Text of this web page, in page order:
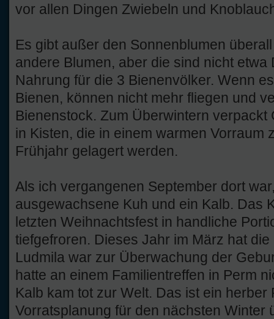
vor allen Dingen Zwiebeln und
Es gibt außer den Sonnenblumen
andere Blumen, aber die sind nicht etwa
Nahrung für die 3 Bienenvölker. Wenn
Bienen, können nicht mehr fliegen und
Bienenstock. Zum Überwintern
in Kisten, die in einem warmen Vorraum
Frühjahr gelagert werden.
Als ich vergangenen September dort
ausgewachsene Kuh und ein Kalb. Das
letzten Weihnachtsfest in handliche
tiefgefroren. Dieses Jahr im März hat
Ludmila war zur Überwachung der
hatte an einem Familientreffen in Perm
Kalb kam tot zur Welt. Das ist ein
Vorratsplanung für den nächsten Winter